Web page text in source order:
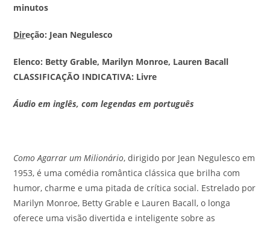
minutos
Direção: Jean Negulesco
Elenco: Betty Grable, Marilyn Monroe, Lauren Bacall
CLASSIFICAÇÃO INDICATIVA: Livre
Áudio em inglês, com legendas em português
Como Agarrar um Milionário, dirigido por Jean Negulesco em
1953, é uma comédia romântica clássica que brilha com
humor, charme e uma pitada de crítica social. Estrelado por
Marilyn Monroe, Betty Grable e Lauren Bacall, o longa
oferece uma visão divertida e inteligente sobre as